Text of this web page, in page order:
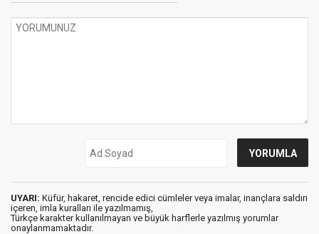
UYARI: Küfür, hakaret, rencide edici cümleler veya imalar, inançlara saldırı
içeren, imla kuralları ile yazılmamış,
Türkçe karakter kullanılmayan ve büyük harflerle yazılmış yorumlar
onaylanmamaktadır.